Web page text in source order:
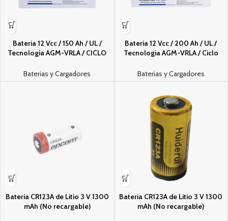
Bateri­a 12 Vcc / 150 Ah / UL /
Tecnologi­a AGM-VRLA / CICLO
fotovoltaica / terminales T5
Baterias y Cargadores
Bateri­a 12 Vcc / 200 Ah / UL /
Tecnologi­a AGM-VRLA / Ciclo
aplicaciones fotovoltaicas y de
emergencia / Terminales T5
Baterias y Cargadores
Bateri­a CR123A de Litio 3 V 1300
mAh (No recargable)
Bateri­a CR123A de Litio 3 V 1300
mAh (No recargable)